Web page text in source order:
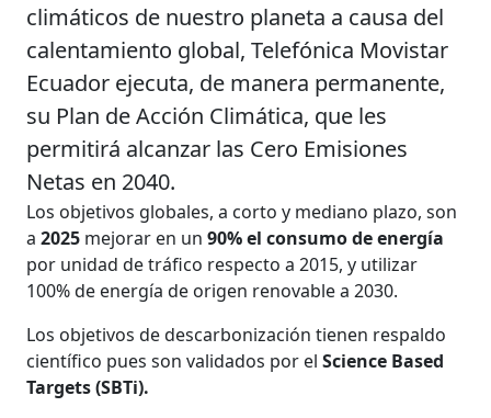
climáticos de nuestro planeta a causa del
calentamiento global, Telefónica Movistar
Ecuador ejecuta, de manera permanente,
su Plan de Acción Climática, que les
permitirá alcanzar las Cero Emisiones
Netas en 2040.
Los objetivos globales, a corto y mediano plazo, son
a2025 mejorar en un90% el consumo de energía
por unidad de tráfico respecto a 2015, y utilizar
100% de energía de origen renovable a 2030.
Los objetivos de descarbonización tienen respaldo
científico pues son validados por elScience Based
Targets (SBTi).